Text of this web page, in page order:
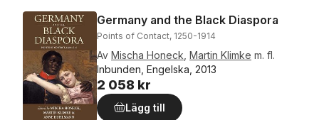
Germany and the Black Diaspora
Points of Contact, 1250-1914
Av Mischa Honeck Martin Klimke m. fl.
Inbunden, Engelska, 2013
2 058 kr
Lägg till